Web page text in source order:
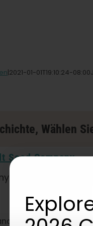
|2021-01-01T19:10:24-
Wählen
Seed Company